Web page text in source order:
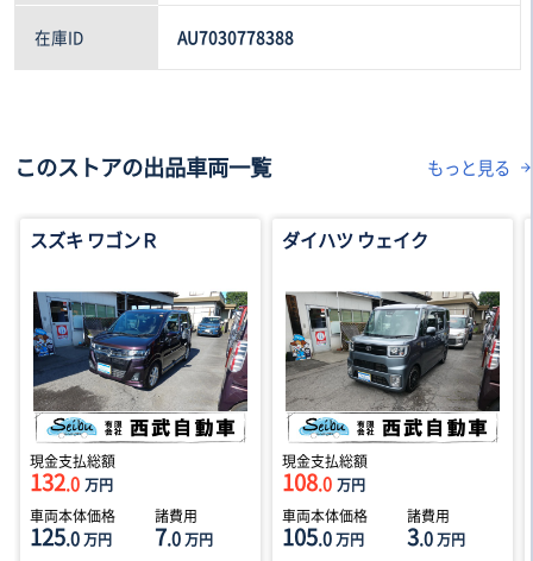
在庫ID AU7030778388
このストアの出品車両一覧 もっと見る
スズキ ワゴンＲ
現金支払総額
132.0 万円
車両本体価格
125.0万円
諸費用
7.0万円
ダイハツ ウェイク
現金支払総額
108.0 万円
車両本体価格
105.0万円
諸費用
3.0万円